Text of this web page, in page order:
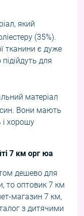
який
(35%).
тканини є дуже
для
матеріал
Вони мають
і хорошу
7 км орг юа
дешево для
то оптовик 7 км
магазин 7 км,
з дитячими